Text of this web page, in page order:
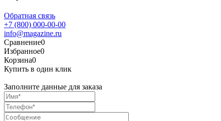
Обратная связь
+7 (800) 000-00-00
info@magazine.ru
Сравнение0
Избранное0
Корзина0
Купить в один клик
Заполните данные для заказа